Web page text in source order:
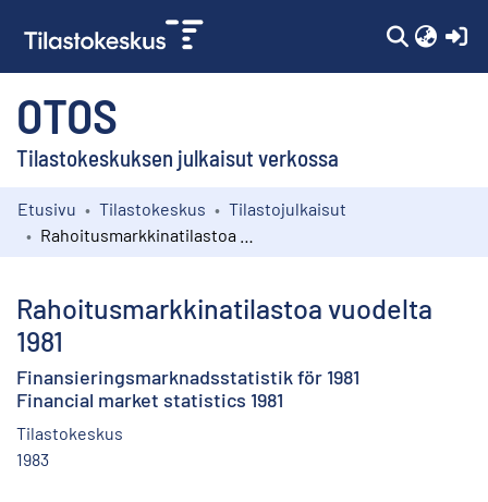
OTOS
Tilastokeskuksen julkaisut verkossa
Kokoelmat
Etusivu Tilastokeskus
Tilastojulkaisut
Rahoitusmarkkinatilastoa vuodelta
1981
Finansieringsmarknadsstatistik för 1981
Financial market statistics 1981
Tilastokeskus
1983